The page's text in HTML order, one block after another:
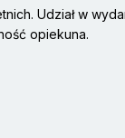
Udział w
opiekuna.